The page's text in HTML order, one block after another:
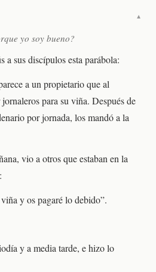
▼
yo soy bueno?
a sus discípulos esta parábola:
a un propietario que al
para su viña. Después de
por jornada, los mandó a la
vio a otros que estaban en la
y os pagaré lo debido”.
y a media tarde, e hizo lo